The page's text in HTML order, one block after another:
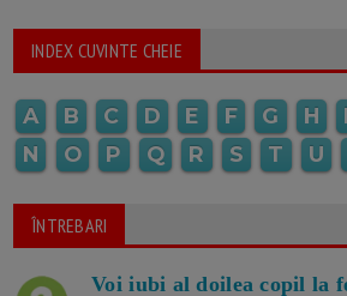
INDEX CUVINTE CHEIE
A B C D E F G H I
N
O P Q R S T U
ÎNTREBARI
Voi iubi al doilea copil la